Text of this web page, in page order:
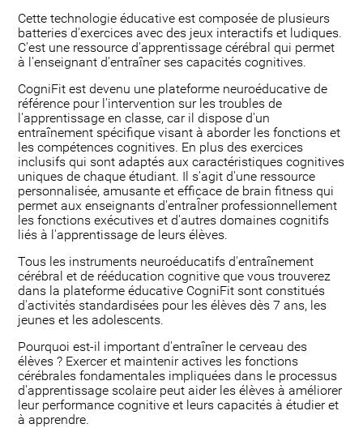
Cette technologie éducative est composée de plusieurs
batteries d'exercices avec des jeux interactifs et ludiques.
C'est une ressource d'apprentissage cérébral qui permet
à l'enseignant d'entraîner ses capacités cognitives.
CogniFit est devenu une plateforme neuroéducative de
référence pour l'intervention sur les troubles de
l'apprentissage en classe, car il dispose d'un
entraînement spécifique visant à aborder les fonctions et
les compétences cognitives. En plus des exercices
inclusifs qui sont adaptés aux caractéristiques cognitives
uniques de chaque étudiant. Il s'agit d'une ressource
personnalisée, amusante et efficace de brain fitness qui
permet aux enseignants d'entraÎner professionnellement
les fonctions exécutives et d'autres domaines cognitifs
liés à l'apprentissage de leurs élèves.
Tous les instruments neuroéducatifs d'entraînement
cérébral et de rééducation cognitive que vous trouverez
dans la plateforme éducative CogniFit sont constitués
d'activités standardisées pour les élèves dès 7 ans, les
jeunes et les adolescents.
Pourquoi est-il important d'entraîner le cerveau des
élèves ? Exercer et maintenir actives les fonctions
cérébrales fondamentales impliquées dans le processus
d'apprentissage scolaire peut aider les élèves à améliorer
leur performance cognitive et leurs capacités à étudier et
à apprendre.